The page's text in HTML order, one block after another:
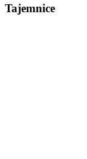
Tajemnice